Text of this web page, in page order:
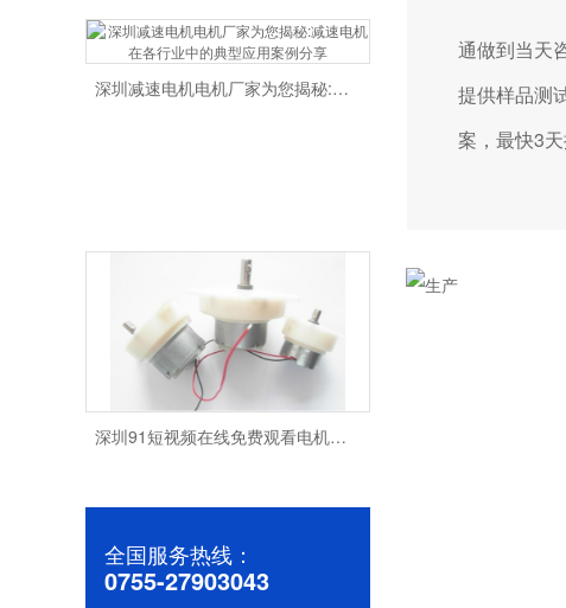
通做到当天咨
提供样品测
案，最快3
深圳减速电机电机厂家为您揭秘:减速电机在各行业中的典型应用案例分享
深圳91短视频在线免费观看电机厂家为您揭秘:了解减速电机的基本工作原理及性能参数
全国服务热线：
0755-27903043